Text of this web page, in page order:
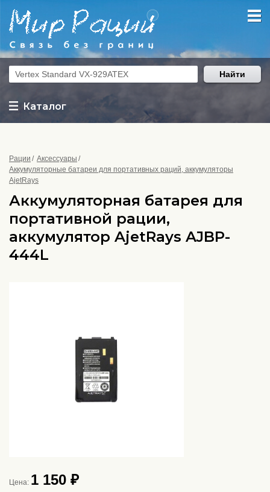
Каталог
Найти
Рации
Аксессуары
Аккумуляторные батареи для портативных раций, аккумуляторы
AjetRays
Аккумуляторная батарея для
портативной рации,
аккумулятор AjetRays AJBP-
444L
Цена: 1 150 ₽